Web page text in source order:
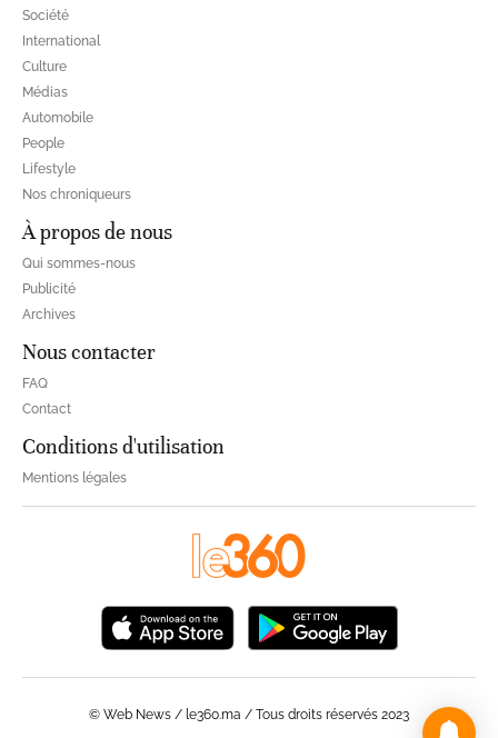
Société
International
Culture
Médias
Automobile
People
Lifestyle
Nos chroniqueurs
À propos de nous
Qui sommes-nous
Publicité
Archives
Nous contacter
FAQ
Contact
Conditions d'utilisation
Mentions légales
© Web News / le360.ma / Tous droits réservés 2023